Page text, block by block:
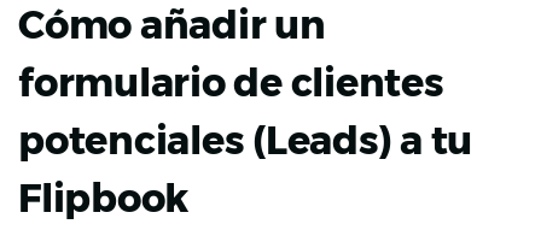
Cómo añadir un
formulario de clientes
potenciales (Leads) a tu
Flipbook